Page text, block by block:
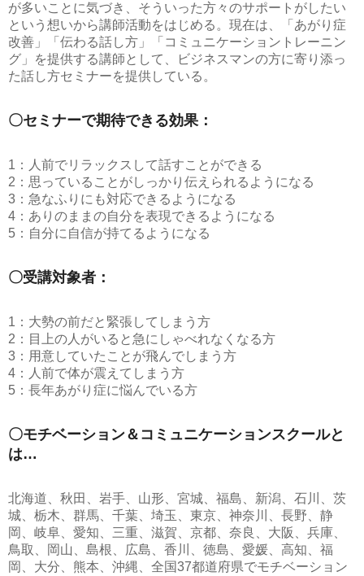
が多いことに気づき、そういった方々のサポートがしたい
という想いから講師活動をはじめる。現在は、「あがり症
改善」「伝わる話し方」「コミュニケーショントレーニン
グ」を提供する講師として、ビジネスマンの方に寄り添っ
た話し方セミナーを提供している。
〇セミナーで期待できる効果：
1：人前でリラックスして話すことができる
2：思っていることがしっかり伝えられるようになる
3：急なふりにも対応できるようになる
4：ありのままの自分を表現できるようになる
5：自分に自信が持てるようになる
〇受講対象者：
1：大勢の前だと緊張してしまう方
2：目上の人がいると急にしゃべれなくなる方
3：用意していたことが飛んでしまう方
4：人前で体が震えてしまう方
5：長年あがり症に悩んでいる方
〇モチベーション＆コミュニケーションスクールと
は…
北海道、秋田、岩手、山形、宮城、福島、新潟、石川、茨
城、栃木、群馬、千葉、埼玉、東京、神奈川、長野、静
岡、岐阜、愛知、三重、滋賀、京都、奈良、大阪、兵庫、
鳥取、岡山、島根、広島、香川、徳島、愛媛、高知、福
岡、大分、熊本、沖縄、全国37都道府県でモチベーション